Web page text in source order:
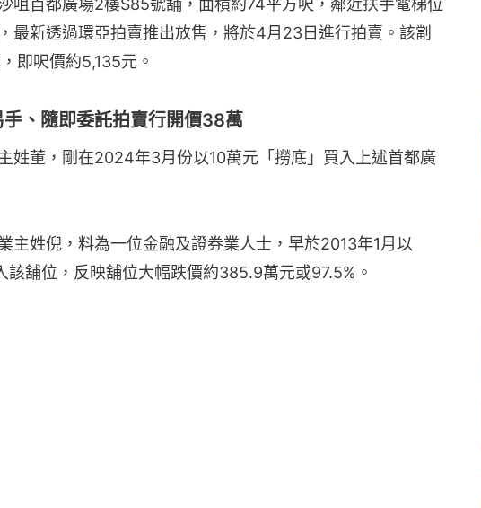
咀首都廣場2樓S85號舖，面積約74平方呎，鄰近扶手電梯位
最新透過環亞拍賣推出放售，將於4月23日進行拍賣。該劏
即呎價約5,135元。
、隨即委託拍賣行開價38萬
姓董，剛在2024年3月份以10萬元「撈底」買入上述首都廣
主姓倪，料為一位金融及證券業人士，早於2013年1月以
該舖位，反映舖位大幅跌價約385.9萬元或97.5%。